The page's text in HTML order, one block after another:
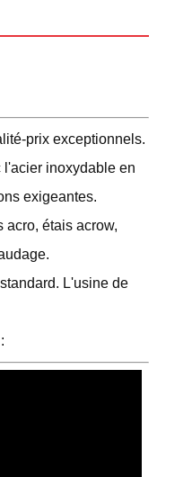
prix exceptionnels.
l'acier inoxydable en
exigeantes.
acro, étais acrow,
L'usine de